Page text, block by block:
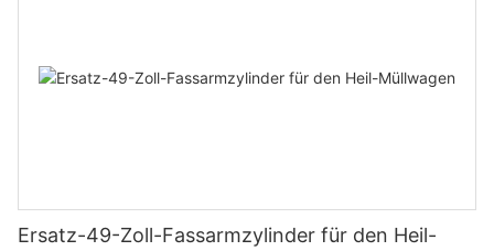
Ersatz-49-Zoll-Fassarmzylinder für den Heil-